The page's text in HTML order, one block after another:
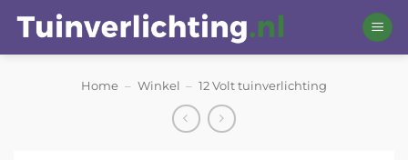
naar
inhoud
Home – Winkel – 12 Volt tuinverlichting